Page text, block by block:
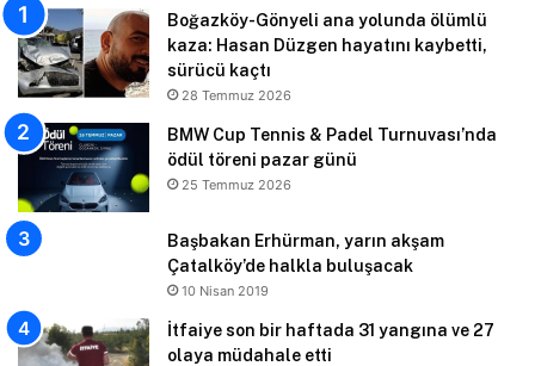
Boğazköy-Gönyeli ana yolunda ölümlü
kaza: Hasan Düzgen hayatını kaybetti,
sürücü kaçtı
28 Temmuz 2026
BMW Cup Tennis & Padel Turnuvası’nda
ödül töreni pazar günü
25 Temmuz 2026
Başbakan Erhürman, yarın akşam
Çatalköy’de halkla buluşacak
10 Nisan 2019
İtfaiye son bir haftada 31 yangına ve 27
olaya müdahale etti